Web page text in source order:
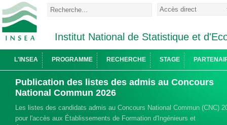
Institut National de Statistique et
L'INSEA PROGRAMME RECHERCHE STAGE
Publication des listes des admis au Concours
National Commun 2026
Les listes des candidats admis au Concours National Commun (CNC)
pour l'accès aux Établissements de Formation d'Ingénieurs et